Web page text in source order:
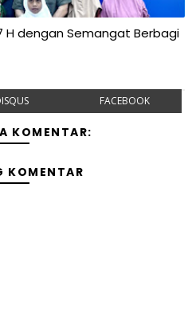
H dengan Semangat Berbagi
FACEBOOK
KOMENTAR:
KOMENTAR